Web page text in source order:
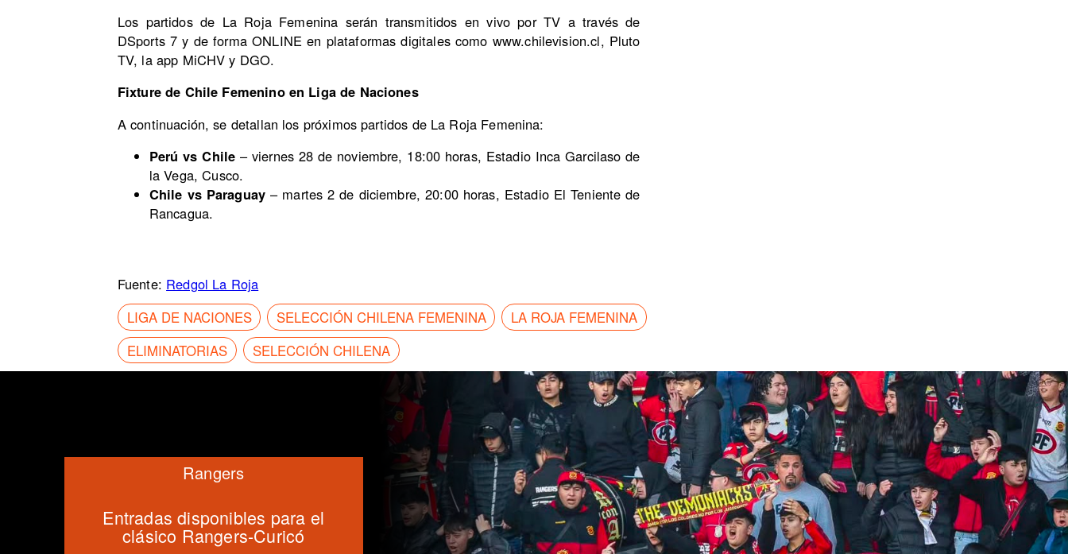
Los partidos de La Roja Femenina serán transmitidos en vivo por TV a través de
DSports 7 y de forma ONLINE en plataformas digitales como www.chilevision.cl, Pluto
TV, la app MiCHV y DGO.
Fixture de Chile Femenino en Liga de Naciones
A continuación, se detallan los próximos partidos de La Roja Femenina:
Perú vs Chile – viernes 28 de noviembre, 18:00 horas, Estadio Inca Garcilaso de
la Vega, Cusco.
Chile vs Paraguay – martes 2 de diciembre, 20:00 horas, Estadio El Teniente de
Rancagua.
Fuente: Redgol La Roja
LIGA DE NACIONES
SELECCIÓN CHILENA FEMENINA
LA ROJA FEMENINA
ELIMINATORIAS
SELECCIÓN CHILENA
Entradas disponibles para el
clásico Rangers-Curicó
Rangers